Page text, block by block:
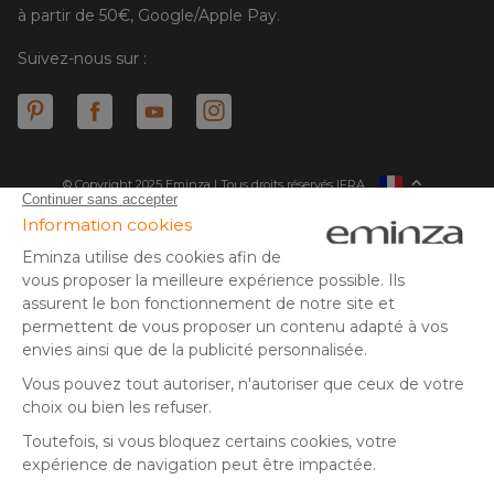
à partir de 50€, Google/Apple Pay.
Suivez-nous sur :
© Copyright 2025 Eminza | Tous droits réservés |
ESPAÑA
NEDERLAND
SUISSE
DANMARK
FRA
* Vous disposez de 30 jours (à compter de la réception ou du
retrait de votre colis) pour effectuer un retour de produits et
** Expédition le jour même pour toute commande passée avant